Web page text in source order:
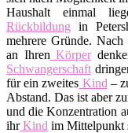
Haushalt einmal
Rückbildung in
mehrere Gründe.
an Ihren Körper
Schwangerschaft
für ein zweites Kind –
Abstand. Das ist aber
und die Konzentration
ihrKind im Mittelpunkt